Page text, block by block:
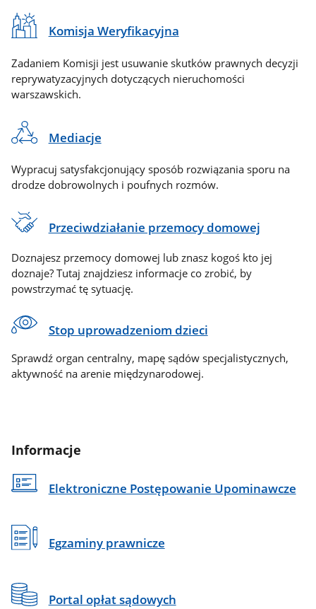
Komisja Weryfikacyjna
Zadaniem Komisji jest usuwanie skutków prawnych decyzji
reprywatyzacyjnych dotyczących nieruchomości
warszawskich.
Mediacje
Wypracuj satysfakcjonujący sposób rozwiązania sporu na
drodze dobrowolnych i poufnych rozmów.
Przeciwdziałanie przemocy domowej
Doznajesz przemocy domowej lub znasz kogoś kto jej
doznaje? Tutaj znajdziesz informacje co zrobić, by
powstrzymać tę sytuację.
Stop uprowadzeniom dzieci
Sprawdź organ centralny, mapę sądów specjalistycznych,
aktywność na arenie międzynarodowej.
Informacje
Elektroniczne Postępowanie Upominawcze
Egzaminy prawnicze
Portal opłat sądowych